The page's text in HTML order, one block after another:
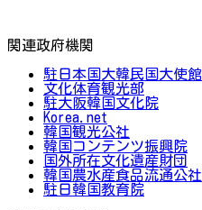
関連政府機関
駐日本国大韓民国大使館
文化体育観光部
駐大阪韓国文化院
Korea.net
韓国観光公社
韓国コンテンツ振興院
国外所在文化遺産財団
韓国農水産食品流通公社
駐日韓国教育院